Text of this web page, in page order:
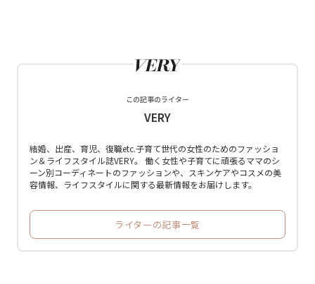
この記事のライター
VERY
結婚、出産、育児、復職etc.子育て世代の女性のためのファッショ
ン＆ライフスタイル誌VERY。 働く女性や子育てに頑張るママのシ
ーン別コーディネートのファッションや、スキンケアやコスメの美
容情報、ライフスタイルに関する最新情報をお届けします。
ライターの記事一覧